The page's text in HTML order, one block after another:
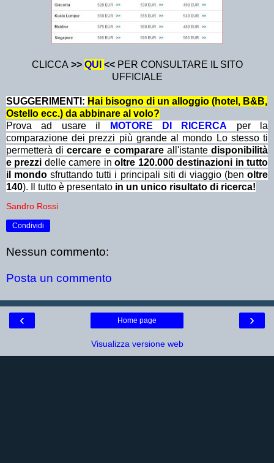
CLICCA >> QUI << PER CONSULTARE IL SITO
UFFICIALE
SUGGERIMENTI: Hai bisogno di un alloggio (hotel, B&B,
Ostello ecc.) da abbinare al volo?
Prova ad usare il
MOTORE DI RICERCA
per la
comparazione dei prezzi più grande al mondo Lo stesso ti
permetterà dicercare e comparare all'istantedisponibilità
e prezzi delle camere inoltre 120.000 destinazioni in tutto
il mondo sfruttando tutti i principali siti di viaggio (benoltre
140). Il tutto è presentato in un unico risultato di ricerca!
Sandro Rossi
Condividi
Nessun commento:
Posta un commento
‹ ›
Home page
Visualizza versione web